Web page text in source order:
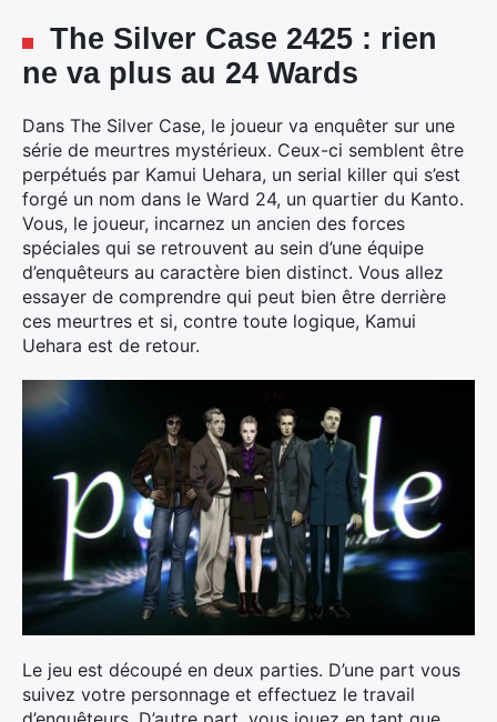
The Silver Case 2425 : rien
ne va plus au 24 Wards
Dans The Silver Case, le joueur va enquêter sur une
série de meurtres mystérieux. Ceux-ci semblent être
perpétués par Kamui Uehara, un serial killer qui s’est
forgé un nom dans le Ward 24, un quartier du Kanto.
Vous, le joueur, incarnez un ancien des forces
spéciales qui se retrouvent au sein d’une équipe
d’enquêteurs au caractère bien distinct. Vous allez
essayer de comprendre qui peut bien être derrière
ces meurtres et si, contre toute logique, Kamui
Uehara est de retour.
Le jeu est découpé en deux parties. D’une part vous
suivez votre personnage et effectuez le travail